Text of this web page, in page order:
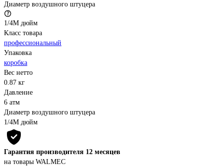
Диаметр воздушного штуцера
1/4М дюйм
Класс товара
профессиональный
Упаковка
коробка
Вес нетто
0.87 кг
Давление
6 атм
Диаметр воздушного штуцера
1/4М дюйм
Гарантия производителя 12 месяцев
на товары WALMEC